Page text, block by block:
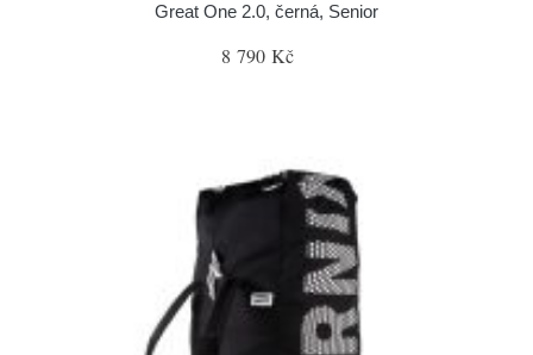
Great One 2.0, černá, Senior
8 790 Kč